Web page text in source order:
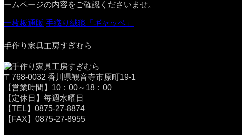
ームページの内容をご確認くださいませ。
一枚板通販 手織り絨毯「ギャッベ」
手作り家具工房すぎむら
〒768-0032 香川県観音寺市原町19-1
【営業時間】10：00～18：00
【定休日】毎週水曜日
【TEL】0875-27-8874
【FAX】0875-27-8955